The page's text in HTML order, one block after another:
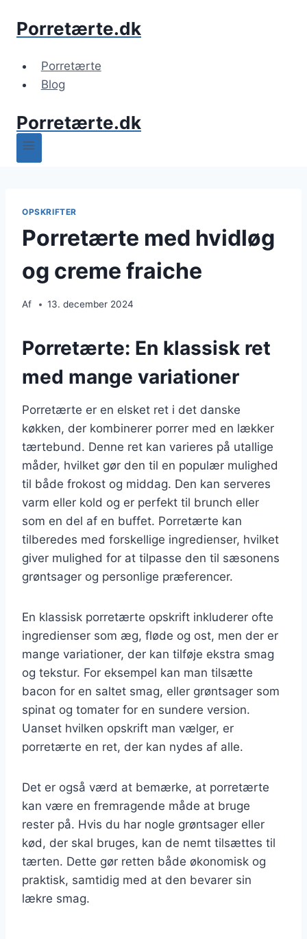
Porretærte.dk
Porretærte
Blog
Porretærte.dk
OPSKRIFTER
Porretærte med hvidløg
og creme fraiche
Af 13. december 2024
Porretærte: En klassisk ret
med mange variationer
Porretærte er en elsket ret i det danske
køkken, der kombinerer porrer med en lækker
tærtebund. Denne ret kan varieres på utallige
måder, hvilket gør den til en populær mulighed
til både frokost og middag. Den kan serveres
varm eller kold og er perfekt til brunch eller
som en del af en buffet. Porretærte kan
tilberedes med forskellige ingredienser, hvilket
giver mulighed for at tilpasse den til sæsonens
grøntsager og personlige præferencer.
En klassisk porretærte opskrift inkluderer ofte
ingredienser som æg, fløde og ost, men der er
mange variationer, der kan tilføje ekstra smag
og tekstur. For eksempel kan man tilsætte
bacon for en saltet smag, eller grøntsager som
spinat og tomater for en sundere version.
Uanset hvilken opskrift man vælger, er
porretærte en ret, der kan nydes af alle.
Det er også værd at bemærke, at porretærte
kan være en fremragende måde at bruge
rester på. Hvis du har nogle grøntsager eller
kød, der skal bruges, kan de nemt tilsættes til
tærten. Dette gør retten både økonomisk og
praktisk, samtidig med at den bevarer sin
lækre smag.